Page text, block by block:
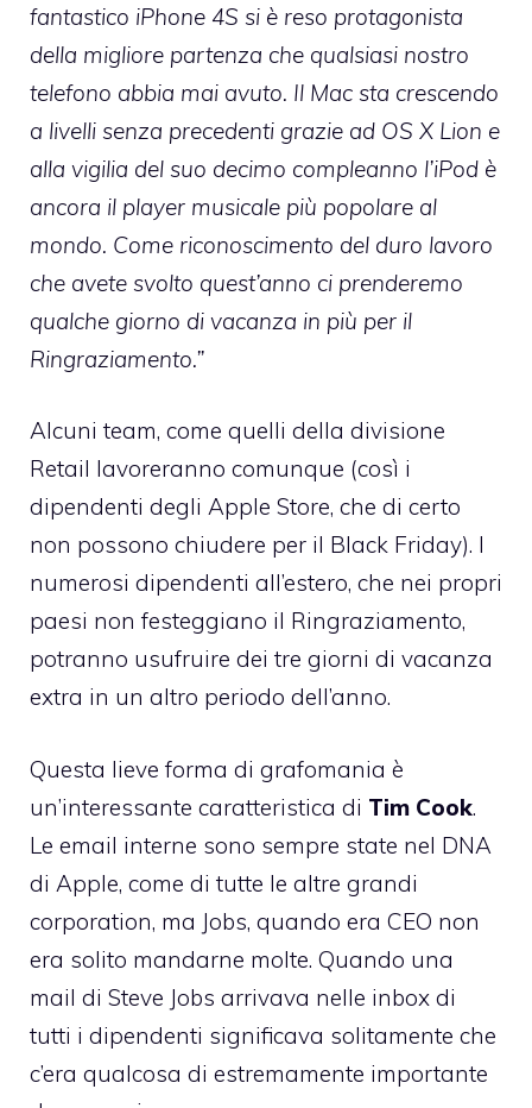
fantastico iPhone 4S si è reso protagonista
della migliore partenza che qualsiasi nostro
telefono abbia mai avuto. Il Mac sta crescendo
a livelli senza precedenti grazie ad OS X Lion e
alla vigilia del suo decimo compleanno l’iPod è
ancora il player musicale più popolare al
mondo. Come riconoscimento del duro lavoro
che avete svolto quest’anno ci prenderemo
qualche giorno di vacanza in più per il
Ringraziamento.”
Alcuni team, come quelli della divisione
Retail lavoreranno comunque (così i
dipendenti degli Apple Store, che di certo
non possono chiudere per il Black Friday). I
numerosi dipendenti all’estero, che nei propri
paesi non festeggiano il Ringraziamento,
potranno usufruire dei tre giorni di vacanza
extra in un altro periodo dell’anno.
Questa lieve forma di grafomania è
un’interessante caratteristica di Tim Cook.
Le email interne sono sempre state nel DNA
di Apple, come di tutte le altre grandi
corporation, ma Jobs, quando era CEO non
era solito mandarne molte. Quando una
mail di Steve Jobs arrivava nelle inbox di
tutti i dipendenti significava solitamente che
c’era qualcosa di estremamente importante